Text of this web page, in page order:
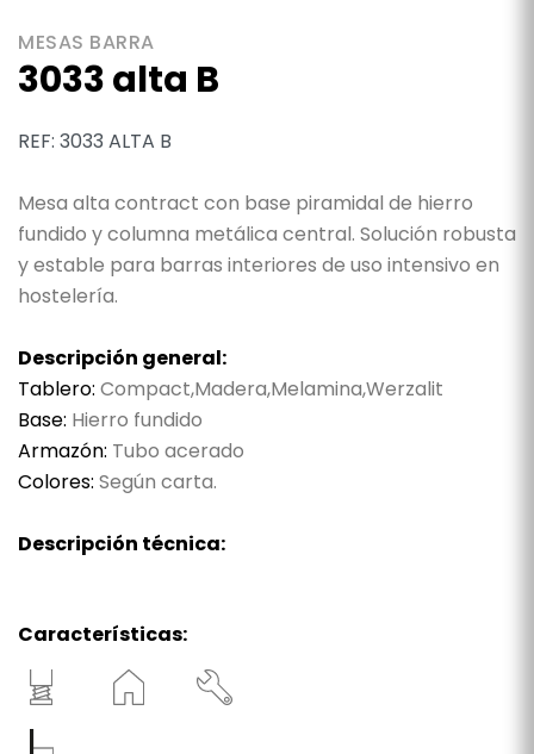
MESAS BARRA
3033 alta B
REF: 3033 ALTA B
Mesa alta contract con base piramidal de hierro
fundido y columna metálica central. Solución robusta
y estable para barras interiores de uso intensivo en
hostelería.
Descripción general:
Tablero: Compact,Madera,Melamina,Werzalit
Base: Hierro fundido
Armazón: Tubo acerado
Colores: Según carta.
Descripción técnica:
Características: